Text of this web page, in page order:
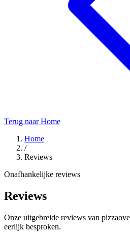
Terug naar Home
Home
/
Reviews
Onafhankelijke reviews
Reviews
Onze uitgebreide reviews van
eerlijk besproken.